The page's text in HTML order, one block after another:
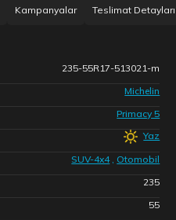
Kampanyalar Teslimat Detayları
235-55R17-513021-m
Michelin
Primacy 5
Yaz
SUV-4x4
Otomobil
235
55